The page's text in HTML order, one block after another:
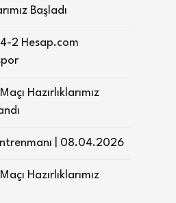
Başladı
2 Hesap.com
Hazırlıklarımız
| 08.04.2026
Hazırlıklarımız